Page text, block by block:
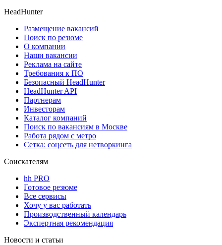
HeadHunter
Размещение вакансий
Поиск по резюме
О компании
Наши вакансии
Реклама на сайте
Требования к ПО
Безопасный HeadHunter
HeadHunter API
Партнерам
Инвесторам
Каталог компаний
Поиск по вакансиям в Москве
Работа рядом с метро
Сетка: соцсеть для нетворкинга
Соискателям
hh PRO
Готовое резюме
Все сервисы
Хочу у вас работать
Производственный календарь
Экспертная рекомендация
Новости и статьи